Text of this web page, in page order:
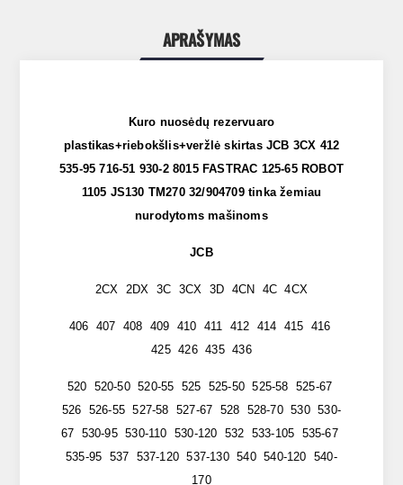
APRAŠYMAS
Kuro nuosėdų rezervuaro
plastikas+riebokšlis+veržlė skirtas JCB 3CX 412
535-95 716-51 930-2 8015 FASTRAC 125-65 ROBOT
1105 JS130 TM270 32/904709 tinka žemiau
nurodytoms mašinoms
JCB
2CX 2DX 3C 3CX 3D 4CN 4C 4CX
406 407 408 409 410 411 412 414 415 416
425 426 435 436
520 520-50 520-55 525 525-50 525-58 525-67
526 526-55 527-58 527-67 528 528-70 530 530-
67 530-95 530-110 530-120 532 533-105 535-67
535-95 537 537-120 537-130 540 540-120 540-
170